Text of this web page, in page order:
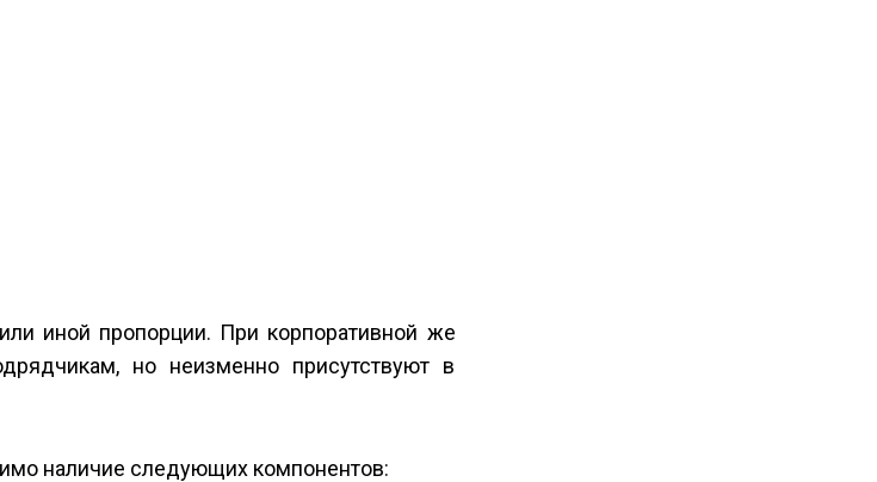
иной пропорции. При корпоративной же
но неизменно присутствуют в
наличие следующих компонентов: